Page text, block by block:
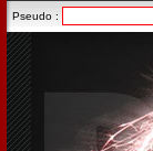
Pseudo :